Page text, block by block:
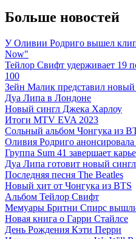
Больше новостей
У Оливии Родриго вышел
Now"
Тейлор Свифт удерживает 19
100
Зейн Малик представил новый
Дуа Липа в Лондоне
Новый сингл Джека Харлоу
Итоги MTV EVA 2023
Сольный альбом Чонгука из
Оливия Родриго
Группа Sum 41 завершает
Дуа Липа готовит новый сингл
Последняя песня The Beatles
Новый хит от Чонгука из BTS
Альбом Тейлор Свифт
Мемуары Бритни Спирс
Новая книга о Гарри Стайлсе
День Рождения Кэти Перри